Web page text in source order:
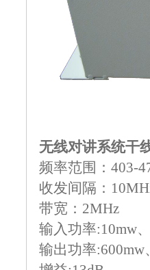
无线对讲系统干
频率范围：403-
收发间隔：
带宽：2MHz
输入功率:10mw
输出功率:600mw